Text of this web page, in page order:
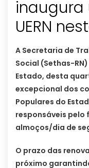
UERN
A Secretaria de
Social (Sethas-
Estado, desta
excepcional dos
Populares do
responsáveis pelo
almoços/dia de
O prazo das
próximo